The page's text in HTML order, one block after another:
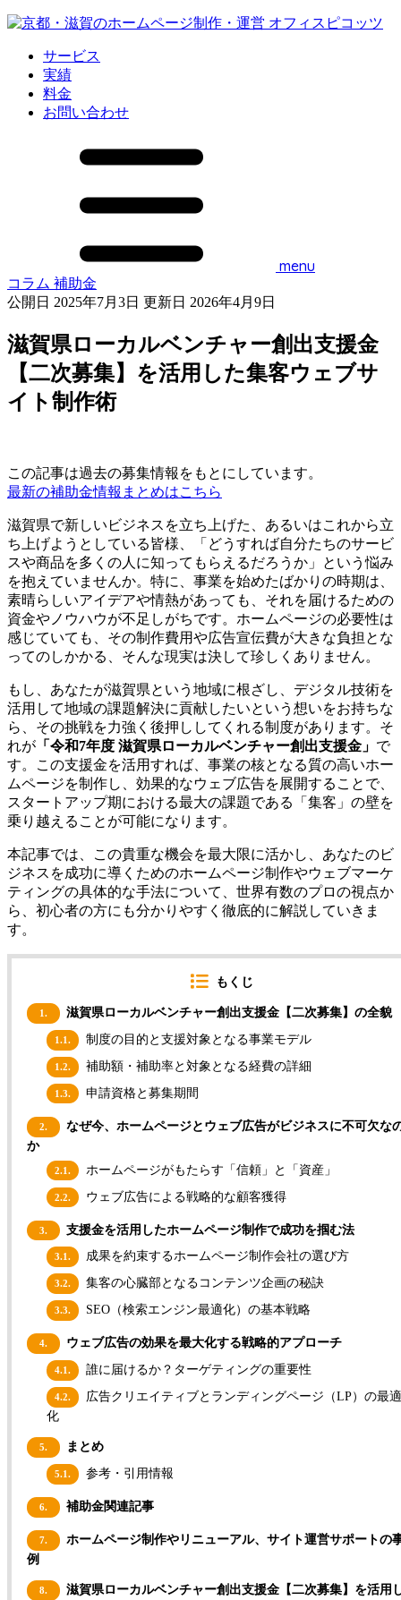
サービス
実績
料金
お問い合わせ
menu
コラム 補助金
公開日 2025年7月3日 更新日 2026年4月9日
滋賀県ローカルベンチャー創出支援金
【二次募集】を活用した集客ウェブサ
イト制作術
この記事は過去の募集情報をもとにしています。
最新の補助金情報まとめはこちら
滋賀県で新しいビジネスを立ち上げた、あるいはこれから立
ち上げようとしている皆様、「どうすれば自分たちのサービ
スや商品を多くの人に知ってもらえるだろうか」という悩み
を抱えていませんか。特に、事業を始めたばかりの時期は、
素晴らしいアイデアや情熱があっても、それを届けるための
資金やノウハウが不足しがちです。ホームページの必要性は
感じていても、その制作費用や広告宣伝費が大きな負担とな
ってのしかかる、そんな現実は決して珍しくありません。
もし、あなたが滋賀県という地域に根ざし、デジタル技術を
活用して地域の課題解決に貢献したいという想いをお持ちな
ら、その挑戦を力強く後押ししてくれる制度があります。そ
れが 「令和7年度 滋賀県ローカルベンチャー創出支援金」 で
す。この支援金を活用すれば、事業の核となる質の高いホー
ムページを制作し、効果的なウェブ広告を展開することで、
スタートアップ期における最大の課題である「集客」の壁を
乗り越えることが可能になります。
本記事では、この貴重な機会を最大限に活かし、あなたのビ
ジネスを成功に導くためのホームページ制作やウェブマーケ
ティングの具体的な手法について、世界有数のプロの視点か
ら、初心者の方にも分かりやすく徹底的に解説していきま
す。
もくじ
1. 滋賀県ローカルベンチャー創出支援金【二次募集】の全貌
1.1. 制度の目的と支援対象となる事業モデル
1.2. 補助額・補助率と対象となる経費の詳細
1.3. 申請資格と募集期間
2.
なぜ今、ホームページとウェブ広告がビジネスに不可欠な
か
2.1. ホームページがもたらす「信頼」と「資産」
2.2. ウェブ広告による戦略的な顧客獲得
3. 支援金を活用したホームページ制作で成功を掴む法
3.1. 成果を約束するホームページ制作会社の選び方
3.2. 集客の心臓部となるコンテンツ企画の秘訣
3.3. SEO（検索エンジン最適化）の基本戦略
4. ウェブ広告の効果を最大化する戦略的アプローチ
4.1. 誰に届けるか？ターゲティングの重要性
4.2.
広告クリエイティブとランディングページ（LP）の最適
化
5. まとめ
5.1. 参考・引用情報
6. 補助金関連記事
7.
ホームページ制作やリニューアル、サイト運営サポートの
例
8.
滋賀県ローカルベンチャー創出支援金【二次募集】を活用